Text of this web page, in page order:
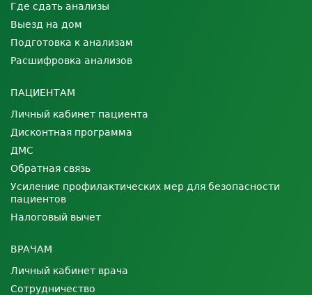
Где сдать анализы
Выезд на дом
Подготовка к анализам
Расшифровка анализов
ПАЦИЕНТАМ
Личный кабинет пациента
Дисконтная программа
ДМС
Обратная связь
Усиление профилактических мер для безопасности
пациентов
Налоговый вычет
ВРАЧАМ
Личный кабинет врача
Сотрудничество